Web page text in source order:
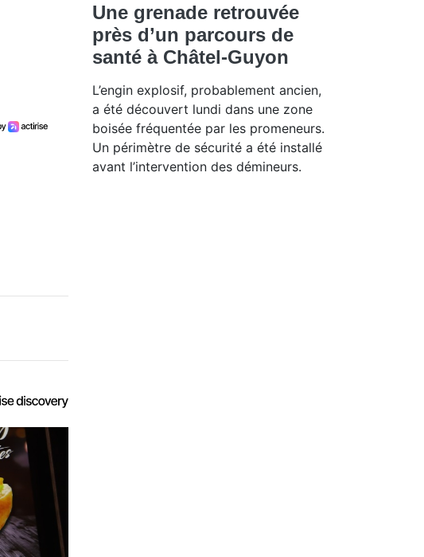
Une grenade retrouvée
près d’un parcours de
santé à Châtel-Guyon
L’engin explosif, probablement ancien,
a été découvert lundi dans une zone
boisée fréquentée par les promeneurs.
Un périmètre de sécurité a été installé
avant l’intervention des démineurs.